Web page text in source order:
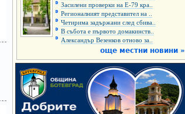
Засилени проверки на Е-79 кра..
Регионалният представител на ..
Четирима задържани след сбива..
В събота е първото домакинств..
Александър Везенков отново за..
още местни новини »